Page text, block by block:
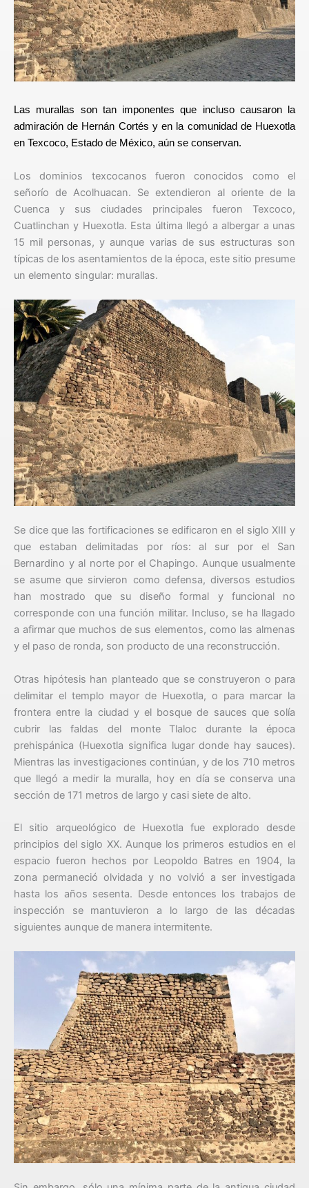
Las murallas son tan imponentes que incluso causaron la
admiración de Hernán Cortés y en la comunidad de Huexotla
en Texcoco, Estado de México, aún se conservan.
Los dominios texcocanos fueron conocidos como el
señorío de Acolhuacan. Se extendieron al oriente de la
Cuenca y sus ciudades principales fueron Texcoco,
Cuatlinchan y Huexotla. Esta última llegó a albergar a unas
15 mil personas, y aunque varias de sus estructuras son
típicas de los asentamientos de la época, este sitio presume
un elemento singular: murallas.
Se dice que las fortificaciones se edificaron en el siglo XIII y
que estaban delimitadas por ríos: al sur por el San
Bernardino y al norte por el Chapingo. Aunque usualmente
se asume que sirvieron como defensa, diversos estudios
han mostrado que su diseño formal y funcional no
corresponde con una función militar. Incluso, se ha llagado
a afirmar que muchos de sus elementos, como las almenas
y el paso de ronda, son producto de una reconstrucción.
Otras hipótesis han planteado que se construyeron o para
delimitar el templo mayor de Huexotla, o para marcar la
frontera entre la ciudad y el bosque de sauces que solía
cubrir las faldas del monte Tlaloc durante la época
prehispánica (Huexotla significa lugar donde hay sauces).
Mientras las investigaciones continúan, y de los 710 metros
que llegó a medir la muralla, hoy en día se conserva una
sección de 171 metros de largo y casi siete de alto.
El sitio arqueológico de Huexotla fue explorado desde
principios del siglo XX. Aunque los primeros estudios en el
espacio fueron hechos por Leopoldo Batres en 1904, la
zona permaneció olvidada y no volvió a ser investigada
hasta los años sesenta. Desde entonces los trabajos de
inspección se mantuvieron a lo largo de las décadas
siguientes aunque de manera intermitente.